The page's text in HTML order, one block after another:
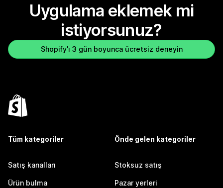
Uygulama eklemek mi
istiyorsunuz?
Shopify'ı 3 gün boyunca ücretsiz deneyin
Tüm kategoriler
Satış kanalları
Ürün bulma
Önde gelen kategoriler
Stoksuz satış
Pazar yerleri